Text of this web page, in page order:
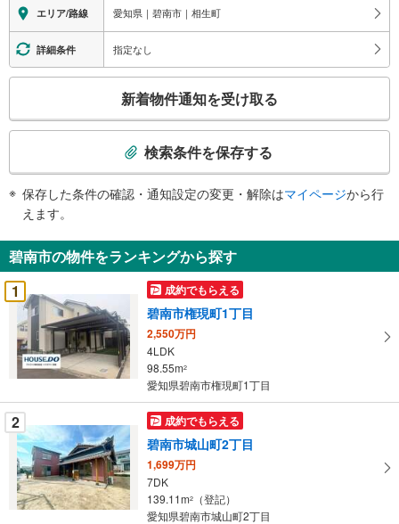
エリア/路線 愛知県｜碧南市｜相生町
詳細条件 指定なし
検
知
を
受
け
取
る
・
条
件
を
マ
イ
ペ
ー
新着物件通知を受け取る
検索条件を保存する
保存した条件の確認・通知設定の変更・解除はマイページから行
えます。
碧南市の物件をランキングから探す
1
成約でもらえる
碧南市権現町1丁目
2,550万円
4LDK
98.55m2
愛知県碧南市権現町1丁目
2 成約でもらえる
碧南市城山町2丁目
1,699万円
7DK
139.11m2
（登記）
愛知県碧南市城山町2丁目